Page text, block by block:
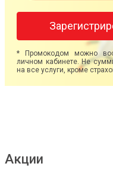
* Промокодом можно
личном кабинете. Не
на все услуги, кроме
Акции